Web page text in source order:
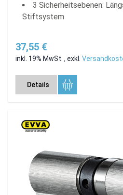
3 Sicherheitsebenen:
Stiftsystem
37,55 €
inkl. 19% MwSt. , exkl.
Details